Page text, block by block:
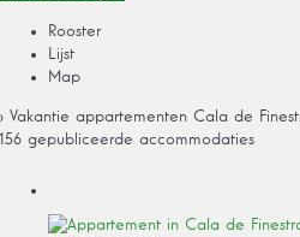
Rooster
Lijst
Map
› Vakantie appartementen Cala de
156 gepubliceerde accommodaties